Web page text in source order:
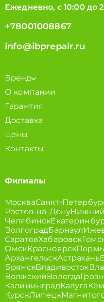
Ежедневно, с 10:00 до
+78001008867
info@ibprepair.ru
Бренд
О компании
Гарантия
Доставка
Цены
Контакты
Филиалы
МоскваСанкт-
Ростов-на-Дону
Челябинск
ВолгоградБарнаул
СаратовХабаровск
ОмскКрасноярскПермь
АрхангельскАстрахань
БрянскВладивосток
ВолжскийВологда
КалининградКалуга
КурскЛипецк